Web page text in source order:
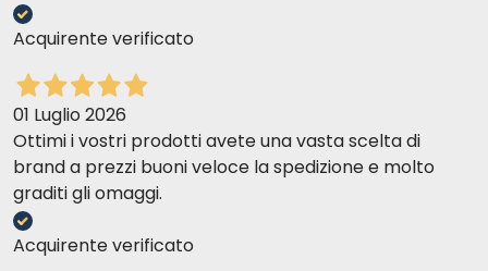
Acquirente verificato
01 Luglio 2026
Ottimi i vostri prodotti avete una vasta scelta di
brand a prezzi buoni veloce la spedizione e molto
graditi gli omaggi.
Acquirente verificato